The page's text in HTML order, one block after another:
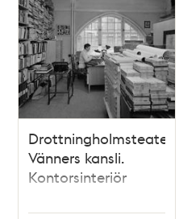
Drottningholmsteaterns
Vänners kansli.
Kontorsinteriör